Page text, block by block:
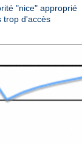
"nice" approprié
trop d'accès